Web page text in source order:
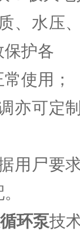
、水压
护各
使用；
亦可定
用尸要
环泵技